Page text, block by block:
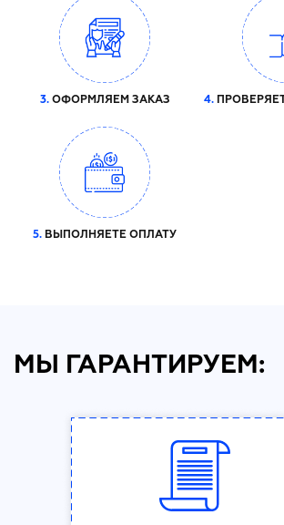
3.ОФОРМЛЯЕМ ЗАКАЗ 4.
5. ВЫПОЛНЯЕТЕ ОПЛАТУ
МЫ ГАРАНТИРУЕМ: